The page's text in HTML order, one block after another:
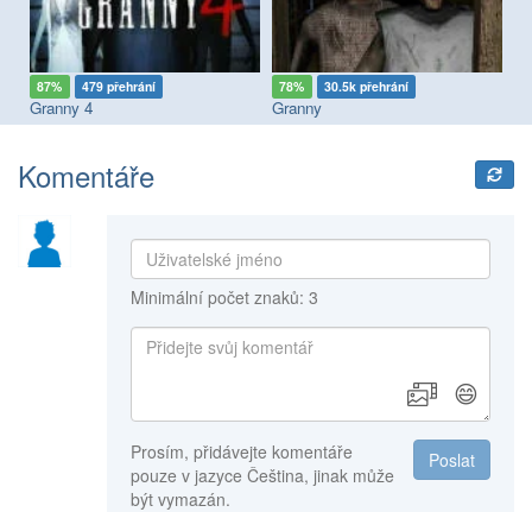
87% 479 přehrání
Granny 4
78% 30.5k přehrání
Granny
Komentáře
Minimální počet znaků: 3
😄
Poslat
Prosím, přidávejte komentáře
pouze v jazyce Čeština, jinak může
být vymazán.